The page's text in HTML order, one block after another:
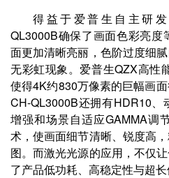
得益于爱普生自主研
QL3000B确保了画面色彩亮
面更加清晰亮丽，色阶过度细
无彩虹现象。爱普生QZX高性
使得4K约830万像素的巨幅画
CH-QL3000B还拥有HDR10
增强和场景自适应GAMMA调
术，使画面细节清晰、锐度高
图。而激光光源的应用，不仅
了产品低功耗、高稳定性与超长